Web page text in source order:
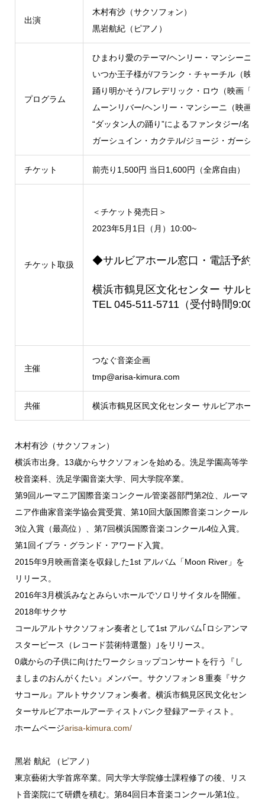
出演
木村有沙（サクソフォン）
黒岩航紀（ピアノ）
プログラム
ひまわり愛のテーマ/ヘンリー・マンシーニ（
いつか王子様が/フランク・チャーチル（映画
踊り明かそう/フレデリック・ロウ（映画「マ
ムーンリバー/ヘンリー・マンシーニ（映画「
“ダッタン人の踊り”によるファンタジー/名田
ガーシュイン・カクテル/ジョージ・ガーシュ
チケット 前売り1,500円 当日1,600円（全席自由）
チケット取扱
＜チケット発売日＞
2023年5月1日（月）10:00~
◆サルビアホール窓口・電話予約
横浜市鶴見区文化センター サルビ
TEL 045-511-5711（受付時間
主催
つなぐ音楽企画
tmp@arisa-kimura.com
共催 横浜市鶴見区民文化センター サルビアホール
木村有沙（サクソフォン）
横浜市出⾝。13歳からサクソフォンを始める。洗⾜学園⾼等学
校⾳楽科、洗⾜学園⾳楽⼤学、同⼤学院卒業。
第9回ルーマニア国際⾳楽コンクール管楽器部⾨第2位、ルーマ
ニア作曲家⾳楽学協会賞受賞、第10回⼤阪国際⾳楽コンクール
3位⼊賞（最⾼位）、第7回横浜国際⾳楽コンクール4位⼊賞。
第1回イブラ・グランド・アワード⼊賞。
2015年9⽉映画⾳楽を収録した1st アルバム「Moon River」を
リリース。
2016年3⽉横浜みなとみらいホールでソロリサイタルを開催。
2018年サクサ
コールアルトサクソフォン奏者として1st アルバム｢ロシアンマ
スターピース（レコード芸術特選盤）｣をリリース。
0歳からの⼦供に向けたワークショップコンサートを⾏う『し
ましまのおんがくたい』メンバー。サクソフォン８重奏『サク
サコール』アルトサクソフォン奏者。横浜市鶴⾒区⺠⽂化セン
ターサルビアホールアーティストバンク登録アーティスト。
ホームページarisa-kimura.com/
⿊岩 航紀 （ピアノ）
東京藝術⼤学⾸席卒業。同⼤学⼤学院修⼠課程修了の後、リス
ト⾳楽院にて研鑽を積む。第84回⽇本⾳楽コンクール第1位。